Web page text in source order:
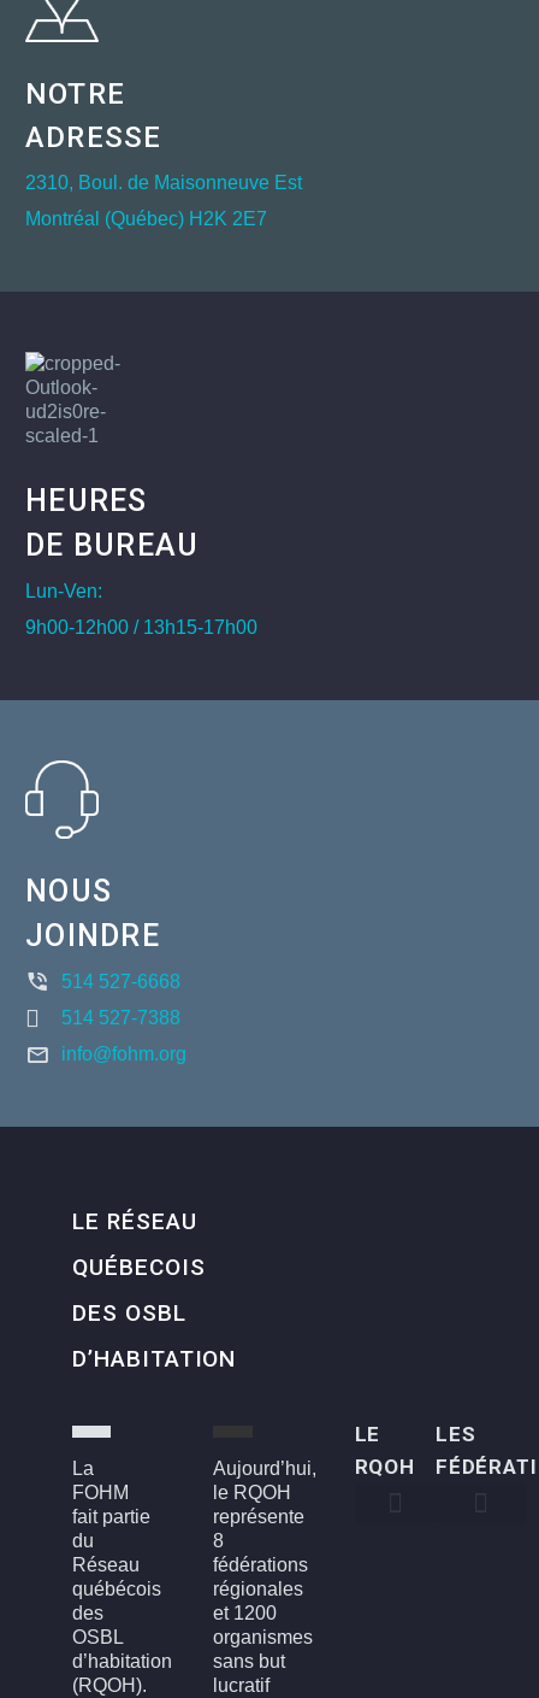
NOTRE
ADRESSE
2310, Boul. de Maisonneuve Est
Montréal (Québec) H2K 2E7
HEURES
DE BUREAU
Lun-Ven:
9h00-12h00 / 13h15-17h00
NOUS
JOINDRE
514 527-6668
514 527-7388
info@fohm.org
LE RÉSEAU
QUÉBECOIS
DES OSBL
D’HABITATION
La
FOHM
fait partie
du
Réseau
québécois
des
OSBL
d’habitation
(RQOH).
Aujourd’hui,
le RQOH
représente
8
fédérations
régionales
et 1200
organismes
sans but
lucratif
LE
RQOH
LES